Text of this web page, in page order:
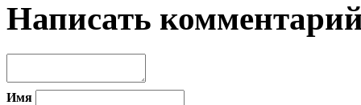
Написать
Имя